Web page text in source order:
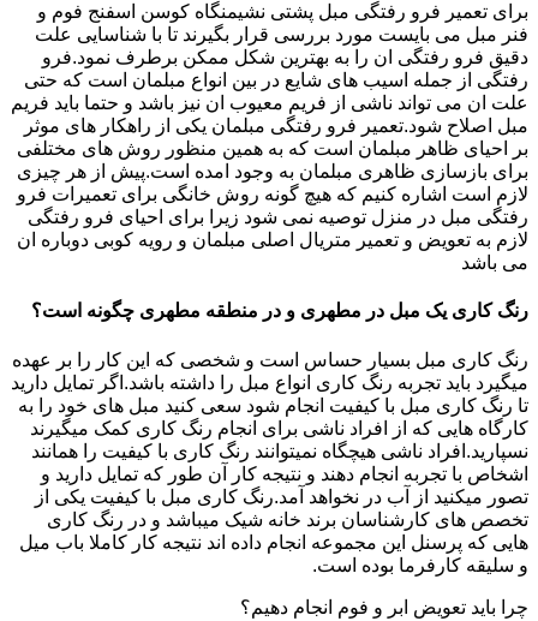
برای تعمیر فرو رفتگی مبل پشتی نشیمنگاه کوسن اسفنج فوم و
فنر مبل می بایست مورد بررسی قرار بگیرند تا با شناسایی علت
دقیق فرو رفتگی ان را به بهترین شکل ممکن برطرف نمود.فرو
رفتگی از جمله اسیب های شایع در بین انواع مبلمان است که حتی
علت ان می تواند ناشی از فریم معیوب ان نیز باشد و حتما باید فریم
مبل اصلاح شود.تعمیر فرو رفتگی مبلمان یکی از راهکار های موثر
بر احیای ظاهر مبلمان است که به همین منظور روش های مختلفی
برای بازسازی ظاهری مبلمان به وجود امده است.پیش از هر چیزی
لازم است اشاره کنیم که هیچ گونه روش خانگی برای تعمیرات فرو
رفتگی مبل در منزل توصیه نمی شود زیرا برای احیای فرو رفتگی
لازم به تعویض و تعمیر متریال اصلی مبلمان و رویه کوبی دوباره ان
می باشد
رنگ کاری یک مبل در مطهری و در منطقه مطهری چگونه است؟
رنگ کاری مبل بسیار حساس است و شخصی که این کار را بر عهده
میگیرد باید تجربه رنگ کاری انواع مبل را داشته باشد.اگر تمایل دارید
تا رنگ کاری مبل با کیفیت انجام شود سعی کنید مبل های خود را به
کارگاه هایی که از افراد ناشی برای انجام رنگ کاری کمک میگیرند
نسپارید.افراد ناشی هیچگاه نمیتوانند رنگ کاری با کیفیت را همانند
اشخاص با تجربه انجام دهند و نتیجه کار آن طور که تمایل دارید و
تصور میکنید از آب در نخواهد آمد.رنگ کاری مبل با کیفیت یکی از
تخصص های کارشناسان برند خانه شیک میباشد و در رنگ کاری
هایی که پرسنل این مجموعه انجام داده اند نتیجه کار کاملا باب میل
و سلیقه کارفرما بوده است.
چرا باید تعویض ابر و فوم انجام دهیم؟